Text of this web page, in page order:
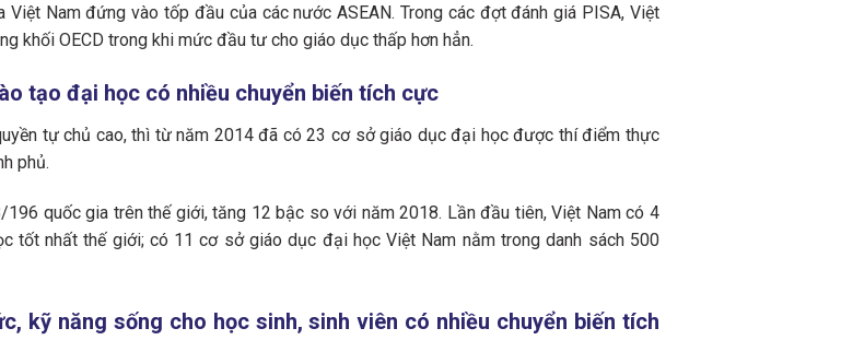
Nam đứng vào tốp đầu của các nước ASEAN. Trong các đợt đánh giá PISA, Việt
khối OECD trong khi mức đầu tư cho giáo dục thấp hơn hẳn.
tạo đại học có nhiều chuyển biến tích cực
tự chủ cao, thì từ năm 2014 đã có 23 cơ sở giáo dục đại học được thí điểm thực
phủ.
quốc gia trên thế giới, tăng 12 bậc so với năm 2018. Lần đầu tiên, Việt Nam có 4
nhất thế giới; có 11 cơ sở giáo dục đại học Việt Nam nằm trong danh sách 500
kỹ năng sống cho học sinh, sinh viên có nhiều chuyển biến tích